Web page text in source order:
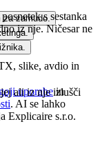
zamudo.
uporabein
. AI se lahko
Explicaire s.r.o.
s sestanka
iz nje. Ničesar ne
slike, avdio in
ali iz nje izlušči